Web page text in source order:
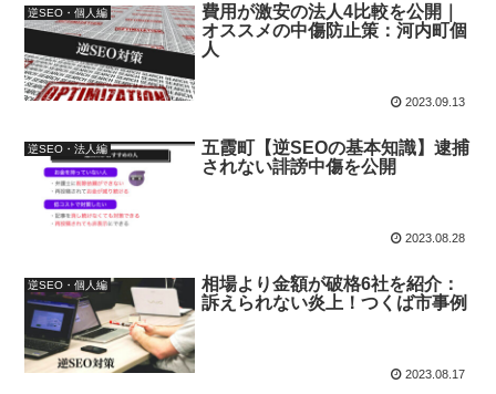
逆SEO・個人編
費用が激安の法人4比較を公開｜
オススメの中傷防止策：河内町個
人
2023.09.13
逆SEO・法人編
五霞町【逆SEOの基本知識】逮捕
されない誹謗中傷を公開
2023.08.28
逆SEO・個人編
相場より金額が破格6社を紹介：
訴えられない炎上！つくば市事例
2023.08.17